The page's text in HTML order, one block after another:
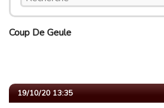
Coup De Geule
19/10/20 13:35